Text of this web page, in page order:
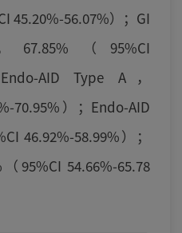
45.20%-56.07%）；GI
（95%CI
AID Type A，
70.95%）；Endo-AID
46.92%-58.99%）；
95%CI 54.66%-65.78